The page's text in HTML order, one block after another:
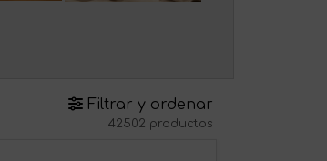
Filtrar y ordenar
42502 productos